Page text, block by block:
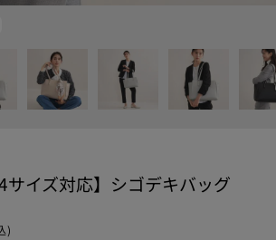
サイズ対応】シゴデキバッグ
)